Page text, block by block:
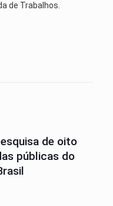
de Trabalhos.
de oito
públicas do